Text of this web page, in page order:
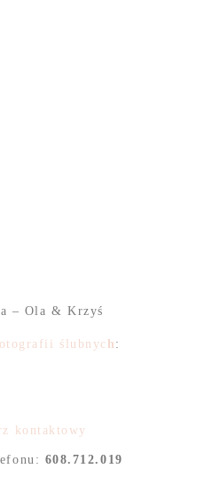
– Ola & Krzyś
ślubnyc h :
kontaktowy
608.712.019